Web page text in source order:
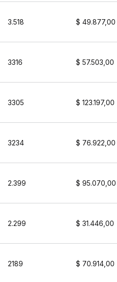
3.518 $ 49.877,00
3316 $ 57.503,00
3305 $ 123.197,00
3234 $ 76.922,00
2.399 $ 95.070,00
2.299 $ 31.446,00
2189 $ 70.914,00